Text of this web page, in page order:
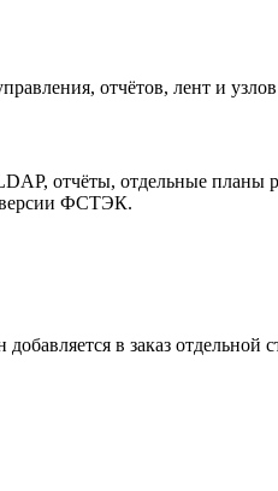
отчётов, лент и
отчёты, отдельные
версии ФСТЭК.
в заказ отдельной